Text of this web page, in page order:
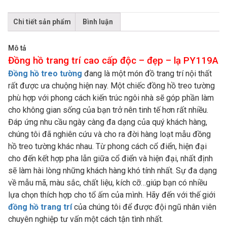
Chi tiết sản phẩm Bình luận
Mô tả
Đồng hồ trang trí cao cấp độc – đẹp – lạ PY119A
Đồng hồ treo tường đang là một món đồ trang trí nội thất
rất được ưa chuộng hiện nay. Một chiếc đồng hồ treo tường
phù hợp với phong cách kiến trúc ngôi nhà sẽ góp phần làm
cho không gian sống của bạn trở nên tinh tế hơn rất nhiều.
Đáp ứng nhu cầu ngày càng đa dạng của quý khách hàng,
chúng tôi đã nghiên cứu và cho ra đời hàng loạt mẫu đồng
hồ treo tường khác nhau. Từ phong cách cổ điển, hiện đại
cho đến kết hợp pha lẫn giữa cổ điển và hiện đại, nhất định
sẽ làm hài lòng những khách hàng khó tính nhất. Sự đa dạng
về mẫu mã, màu sắc, chất liệu, kích cỡ…giúp bạn có nhiều
lựa chọn thích hợp cho tổ ấm của mình. Hãy đến với thế giới
đồng hồ trang trícủa chúng tôi để được đội ngũ nhân viên
chuyên nghiệp tư vấn một cách tận tình nhất.